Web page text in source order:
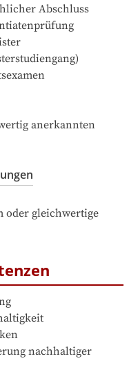
Abschluss
anerkannten
oder gleichwertige
nachhaltiger